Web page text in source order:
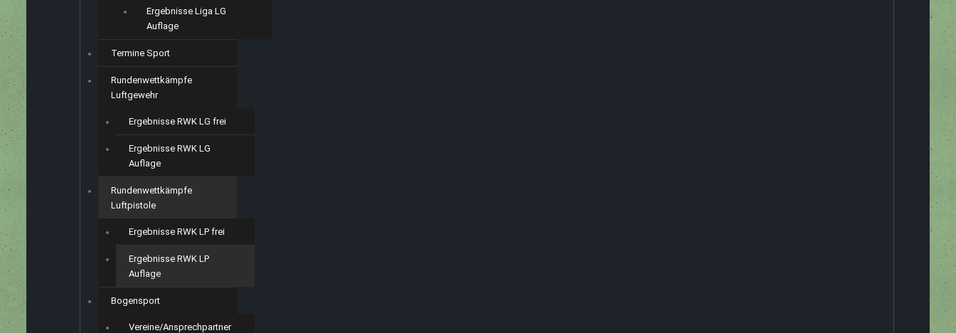
Ergebnisse Liga LG
Auflage
Termine Sport
Rundenwettkämpfe
Luftgewehr
Ergebnisse RWK LG frei
Ergebnisse RWK LG
Auflage
Rundenwettkämpfe
Luftpistole
Ergebnisse RWK LP frei
Ergebnisse RWK LP
Auflage
Bogensport
Vereine/Ansprechpartner